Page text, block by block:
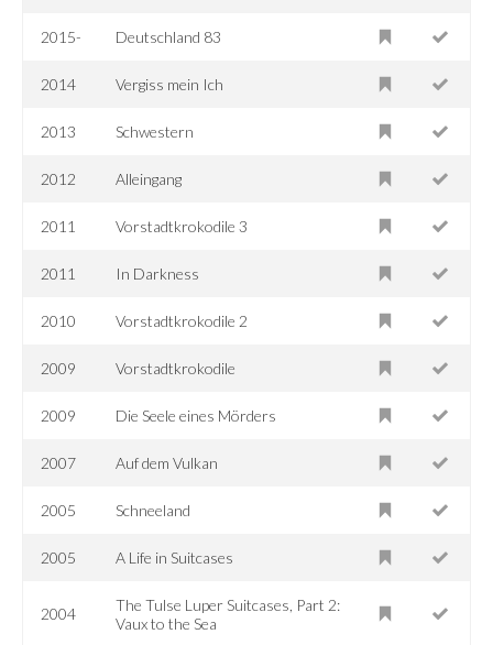
2015- Deutschland 83
2014 Vergiss mein Ich
2013 Schwestern
2012 Alleingang
2011 Vorstadtkrokodile 3
2011 In Darkness
2010 Vorstadtkrokodile 2
2009 Vorstadtkrokodile
2009 Die Seele eines Mörders
2007 Auf dem Vulkan
2005 Schneeland
2005 A Life in Suitcases
2004
The Tulse Luper Suitcases, Part 2:
Vaux to the Sea